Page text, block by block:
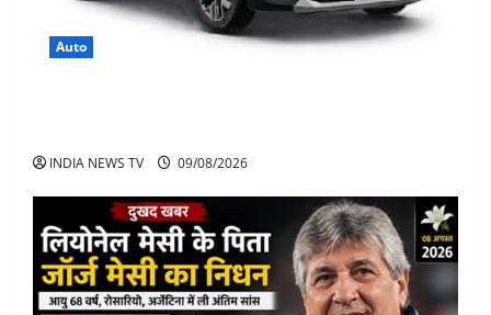
Auto
INDIA NEWS TV 09/08/2026